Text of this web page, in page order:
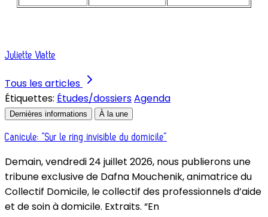
Juliette Viatte
Tous les articles
Étiquettes: Études/dossiersAgenda
Dernières informations À la une
Canicule: “Sur le ring invisible du domicile”
Demain, vendredi 24 juillet 2026, nous publierons une
tribune exclusive de Dafna Mouchenik, animatrice du
Collectif Domicile, le collectif des professionnels d’aide
et de soin à domicile. Extraits. “En